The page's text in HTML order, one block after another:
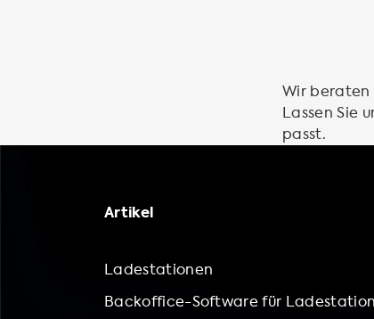
Wir beraten
Lassen Sie
passt.
Artikel
Ladestationen
Backoffice-Software für